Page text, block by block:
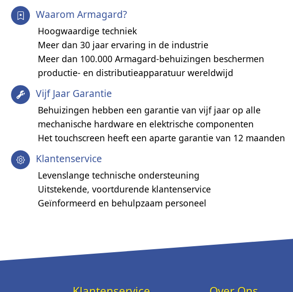
Waarom Armagard?
Hoogwaardige techniek
Meer dan 30 jaar ervaring in de industrie
Meer dan 100.000 Armagard-behuizingen beschermen
productie- en distributieapparatuur wereldwijd
Vijf Jaar Garantie
Behuizingen hebben een garantie van vijf jaar op alle
mechanische hardware en elektrische componenten
Het touchscreen heeft een aparte garantie van 12 maanden
Klantenservice
Levenslange technische ondersteuning
Uitstekende, voortdurende klantenservice
Geïnformeerd en behulpzaam personeel